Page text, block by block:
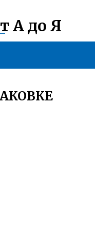
А до Я